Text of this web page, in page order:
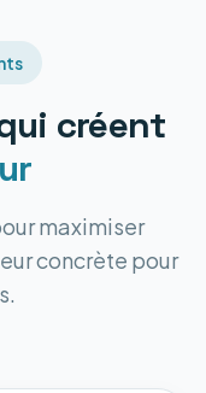
créent
maximiser
concrète pour